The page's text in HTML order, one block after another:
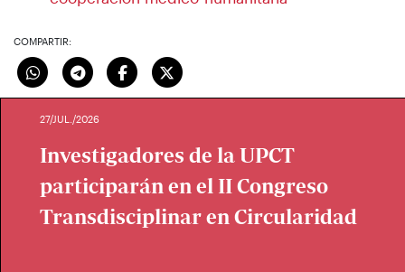
COMPARTIR:
27/JUL./2026
Investigadores de la UPCT
participarán en el II Congreso
Transdisciplinar en Circularidad